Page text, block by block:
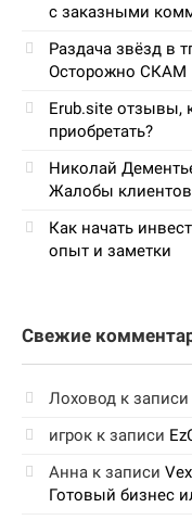
с заказными
Раздача звёзд в
Осторожно СКАМ
Erub.site отзывы,
приобретать?
Николай
Жалобы клиентов
Как начать
опыт и заметки
Свежие
Лоховод к записи
игрок к записи
Анна к записи
Готовый бизнес